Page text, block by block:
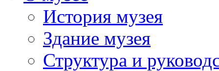
История музея
Здание музея
Структура и